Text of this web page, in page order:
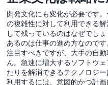
開発文化にも変化が必要です
の複雑性に対して利用できる
して残っているのはなぜでし
あるのは仕事の進め方なので
注目すべきですが、大手の自
ん。急速に増大するソフトウ
たりを解消できるテクノロジ
利用するには、意図的かつ計